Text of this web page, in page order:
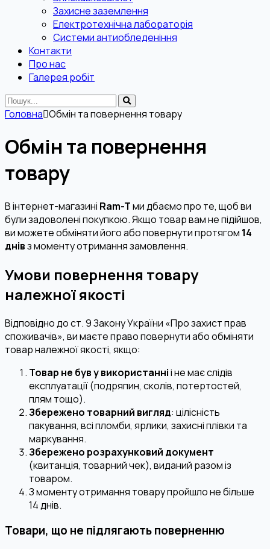
Захисне заземлення
Електротехнічна лабораторія
Системи антиобледеніння
Контакти
Про нас
Галерея робіт
Головна Обмін та повернення товару
Обмін та повернення
товару
В інтернет-магазині Ram-Tми дбаємо про те, щоб ви
були задоволені покупкою. Якщо товар вам не підійшов,
ви можете обміняти його або повернути протягом 14
днівз моменту отримання замовлення.
Умови повернення товару
належної якості
Відповідно до ст. 9 Закону України «Про захист прав
споживачів», ви маєте право повернути або обміняти
товар належної якості, якщо:
Товар не був у використанніі не має слідів
експлуатації (подряпин, сколів, потертостей,
плям тощо).
Збережено товарний вигляд: цілісність
пакування, всі пломби, ярлики, захисні плівки та
маркування.
Збережено розрахунковий документ
(квитанція, товарний чек), виданий разом із
товаром.
З моменту отримання товару пройшло не більше
14 днів.
Товари, що не підлягають поверненню